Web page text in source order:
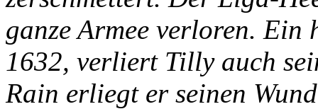
ganze Armee verloren.
1632, verliert Tilly auch
Rain erliegt er seinen